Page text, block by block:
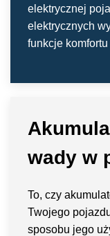
elektrycznej
elektrycznych
funkcje
wady w
To, czy
Twojego
sposobu jego